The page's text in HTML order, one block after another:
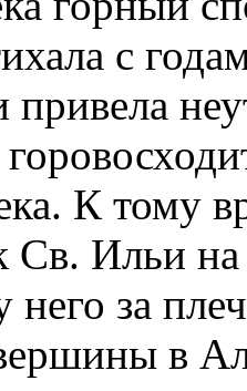
с
привела
К тому
Св. Ильи
него за
в